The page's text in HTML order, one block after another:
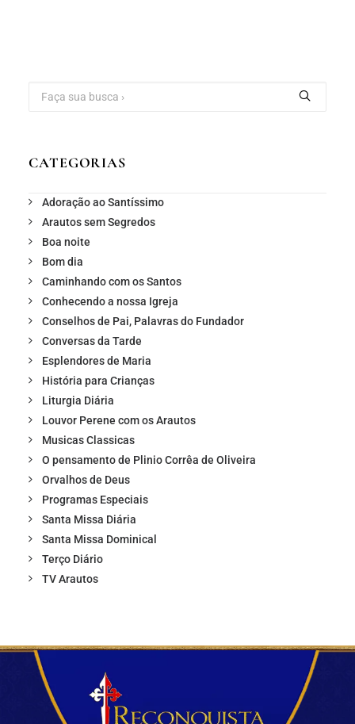
CATEGORIAS
Adoração ao Santíssimo
Arautos sem Segredos
Boa noite
Bom dia
Caminhando com os Santos
Conhecendo a nossa Igreja
Conselhos de Pai, Palavras do Fundador
Conversas da Tarde
Esplendores de Maria
História para Crianças
Liturgia Diária
Louvor Perene com os Arautos
Musicas Classicas
O pensamento de Plinio Corrêa de Oliveira
Orvalhos de Deus
Programas Especiais
Santa Missa Diária
Santa Missa Dominical
Terço Diário
TV Arautos